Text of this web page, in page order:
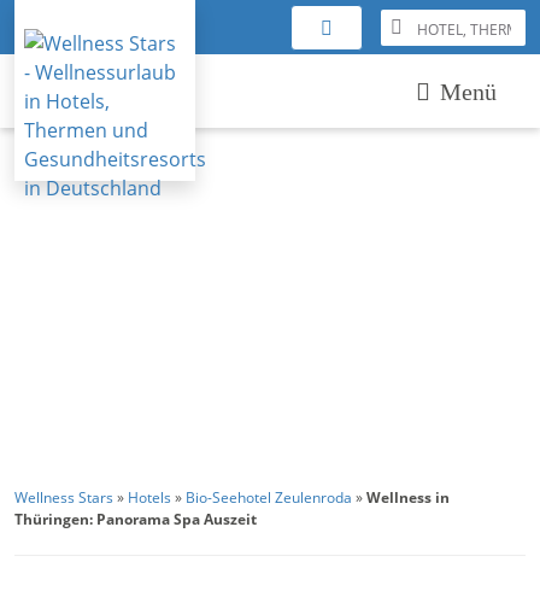
Menü
Wellness Stars » Hotels » Bio-Seehotel Zeulenroda »Wellness in
Thüringen: Panorama Spa Auszeit